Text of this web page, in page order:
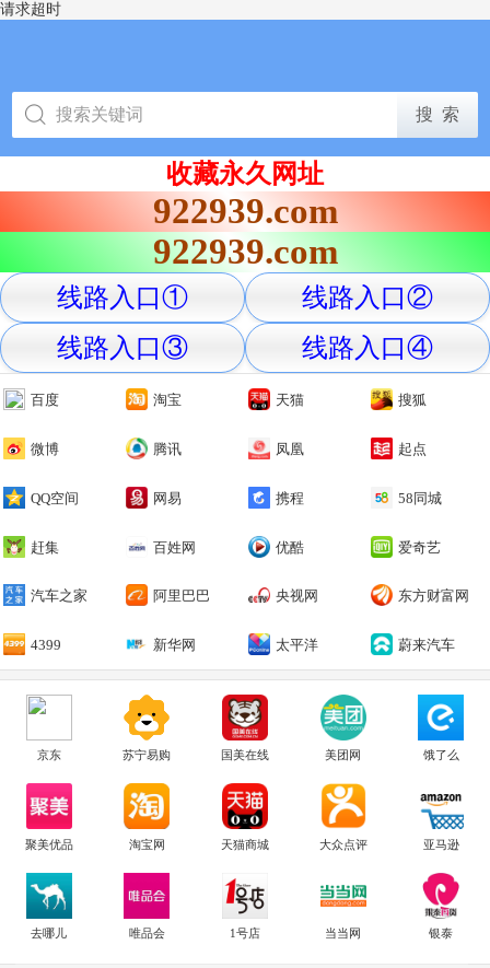
请求超时
收藏永久网址
922939.com
922939.com
线路入口①
线路入口②
线路入口③
线路入口④
百度 淘宝 天猫 搜狐
微博 腾讯 凤凰 起点
QQ空间 网易 携程 58同城
赶集 百姓网 优酷 爱奇艺
汽车之家 阿里巴巴 央视网 东方财富网
4399 新华网 太平洋 蔚来汽车
京东 苏宁易购 国美在线 美团网 饿了么
聚美优品 淘宝网 天猫商城 大众点评 亚马逊
去哪儿 唯品会 1号店 当当网 银泰